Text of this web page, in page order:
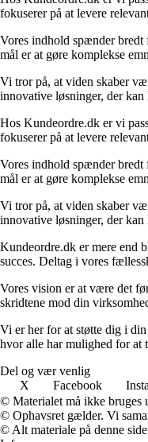
fokuserer på at levere
Vores indhold spænder bredt
mål er at gøre komplekse
Vi tror på, at viden skaber
innovative løsninger, der
Hos Kundeordre.dk er vi
fokuserer på at levere
Vores indhold spænder bredt
mål er at gøre komplekse
Vi tror på, at viden skaber
innovative løsninger, der
Kundeordre.dk er mere end
succes. Deltag i vores
Vores vision er at være det
skridtene mod din
Vi er her for at støtte dig i
hvor alle har mulighed for at
Del og vær venlig
X
Facebook
© Materialet må ikke bruges
© Ophavsret gælder. Vi
© Alt materiale på denne